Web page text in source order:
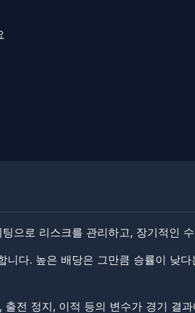
으로 리스크를 관리하고, 장기적인
니다. ​​높은 배당은 그만큼 승률이 낮
전 정지, 이적 등의 변수가 경기 결